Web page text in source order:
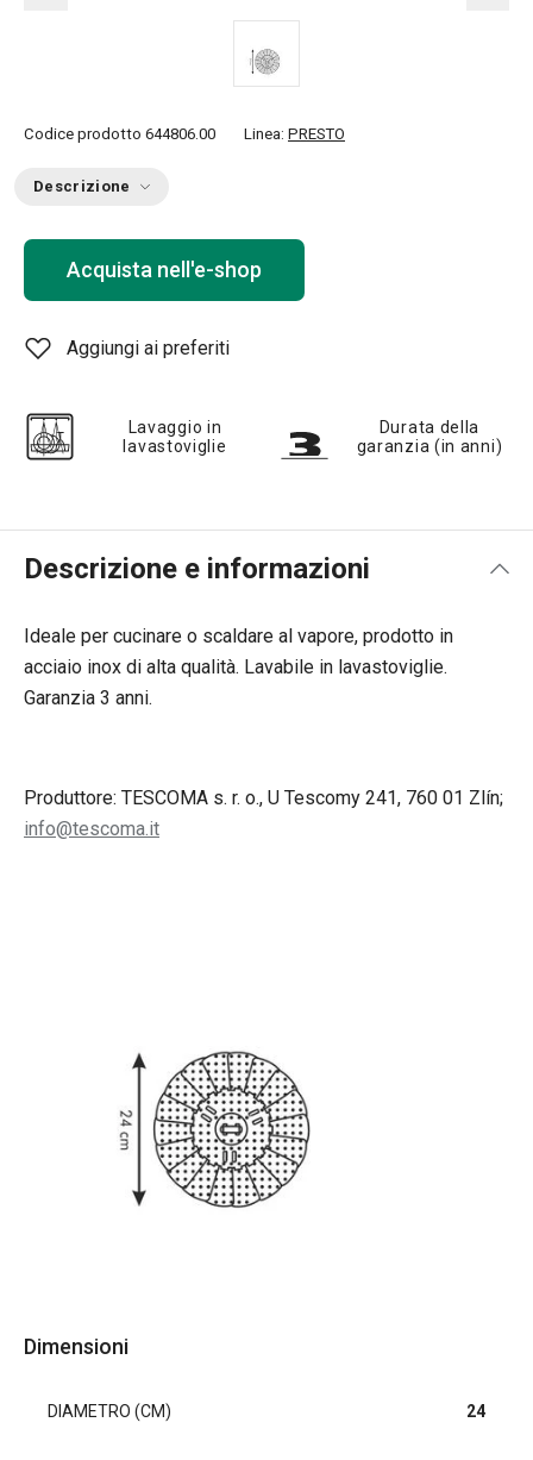
Codice prodotto 644806.00 Linea: PRESTO
Descrizione
Acquista nell'e-shop
Aggiungi ai preferiti
Lavaggio in
lavastoviglie
Durata della
garanzia (in anni)
Descrizione e informazioni
Ideale per cucinare o scaldare al vapore, prodotto in
acciaio inox di alta qualità. Lavabile in lavastoviglie.
Garanzia 3 anni.
Produttore: TESCOMA s. r. o., U Tescomy 241, 760 01 Zlín;
info@tescoma.it
Dimensioni
DIAMETRO (CM) 24